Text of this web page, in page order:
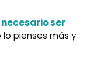
necesario ser
lo pienses más y